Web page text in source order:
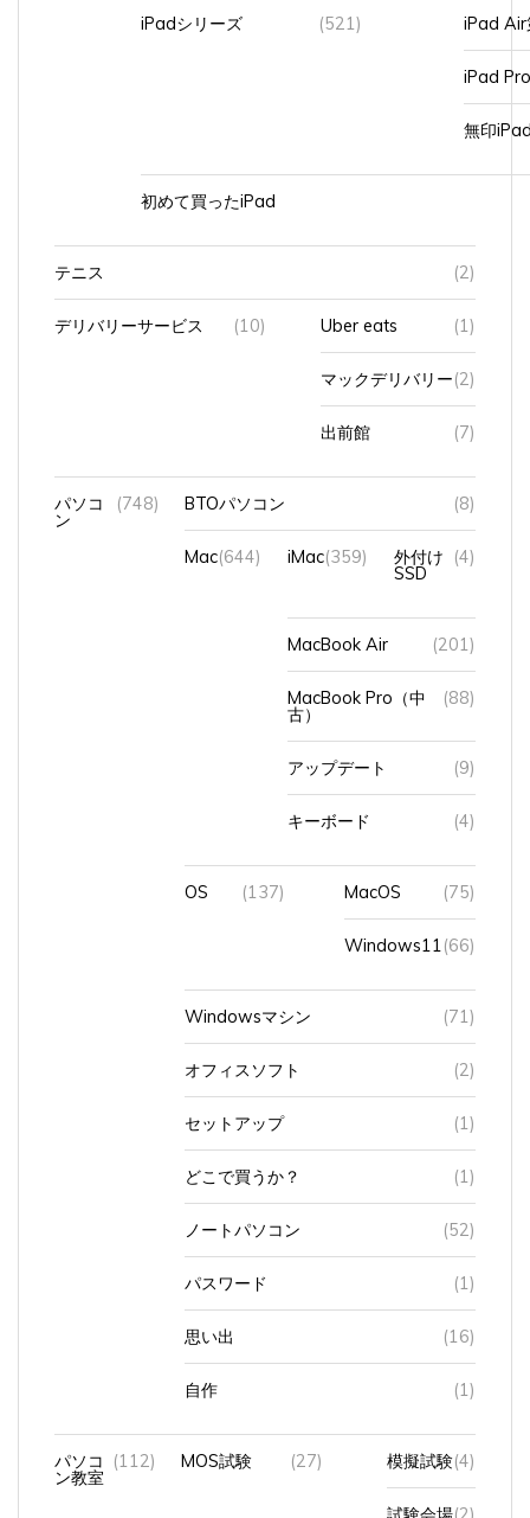
iPadシリーズ (521) iPad Air
iPad Pro
無印
初めて買ったiPad
テニス (2)
デリバリーサービス (10) Uber eats (1)
マックデリバリー (2)
出前館 (7)
パソコ
ン
(748) BTOパソコン (8)
Mac(644) iMac(359) 外付け
SSD
(4)
MacBook Air (201)
MacBook Pro（中
古）
(88)
アップデート (9)
キーボード (4)
OS (137) MacOS (75)
Windows11 (66)
Windowsマシン (71)
オフィスソフト (2)
セットアップ (1)
どこで買うか？ (1)
ノートパソコン (52)
パスワード (1)
思い出 (16)
自作 (1)
パソコ
ン教室
(112) MOS試験 (27) 模擬試験(4)
試験会場(2)